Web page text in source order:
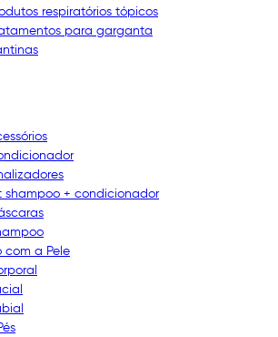
respiratórios tópicos
para garganta
shampoo + condicionador
com a Pele